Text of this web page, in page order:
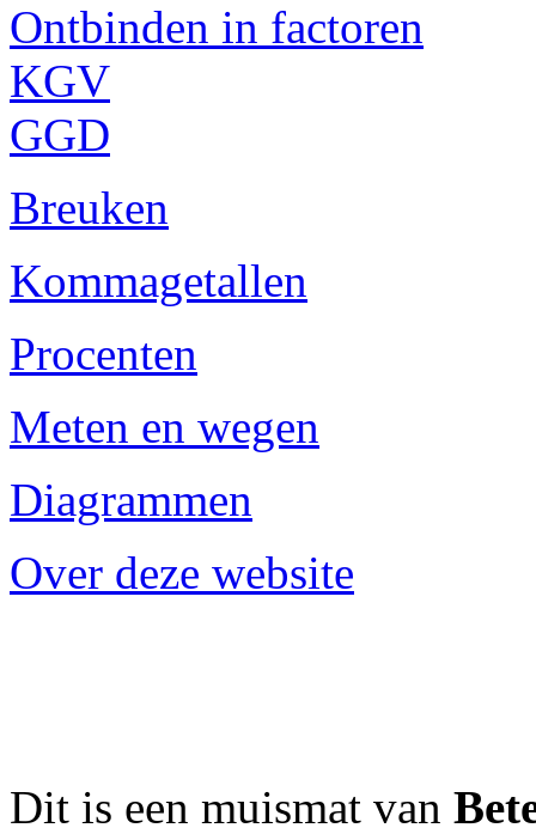
Ontbinden in factoren
KGV
GGD
Breuken
Kommagetallen
Procenten
Meten en wegen
Diagrammen
Over deze website
Dit is een muismat van